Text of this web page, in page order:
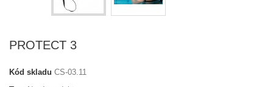
PROTECT 3
Kód skladu CS-03.11